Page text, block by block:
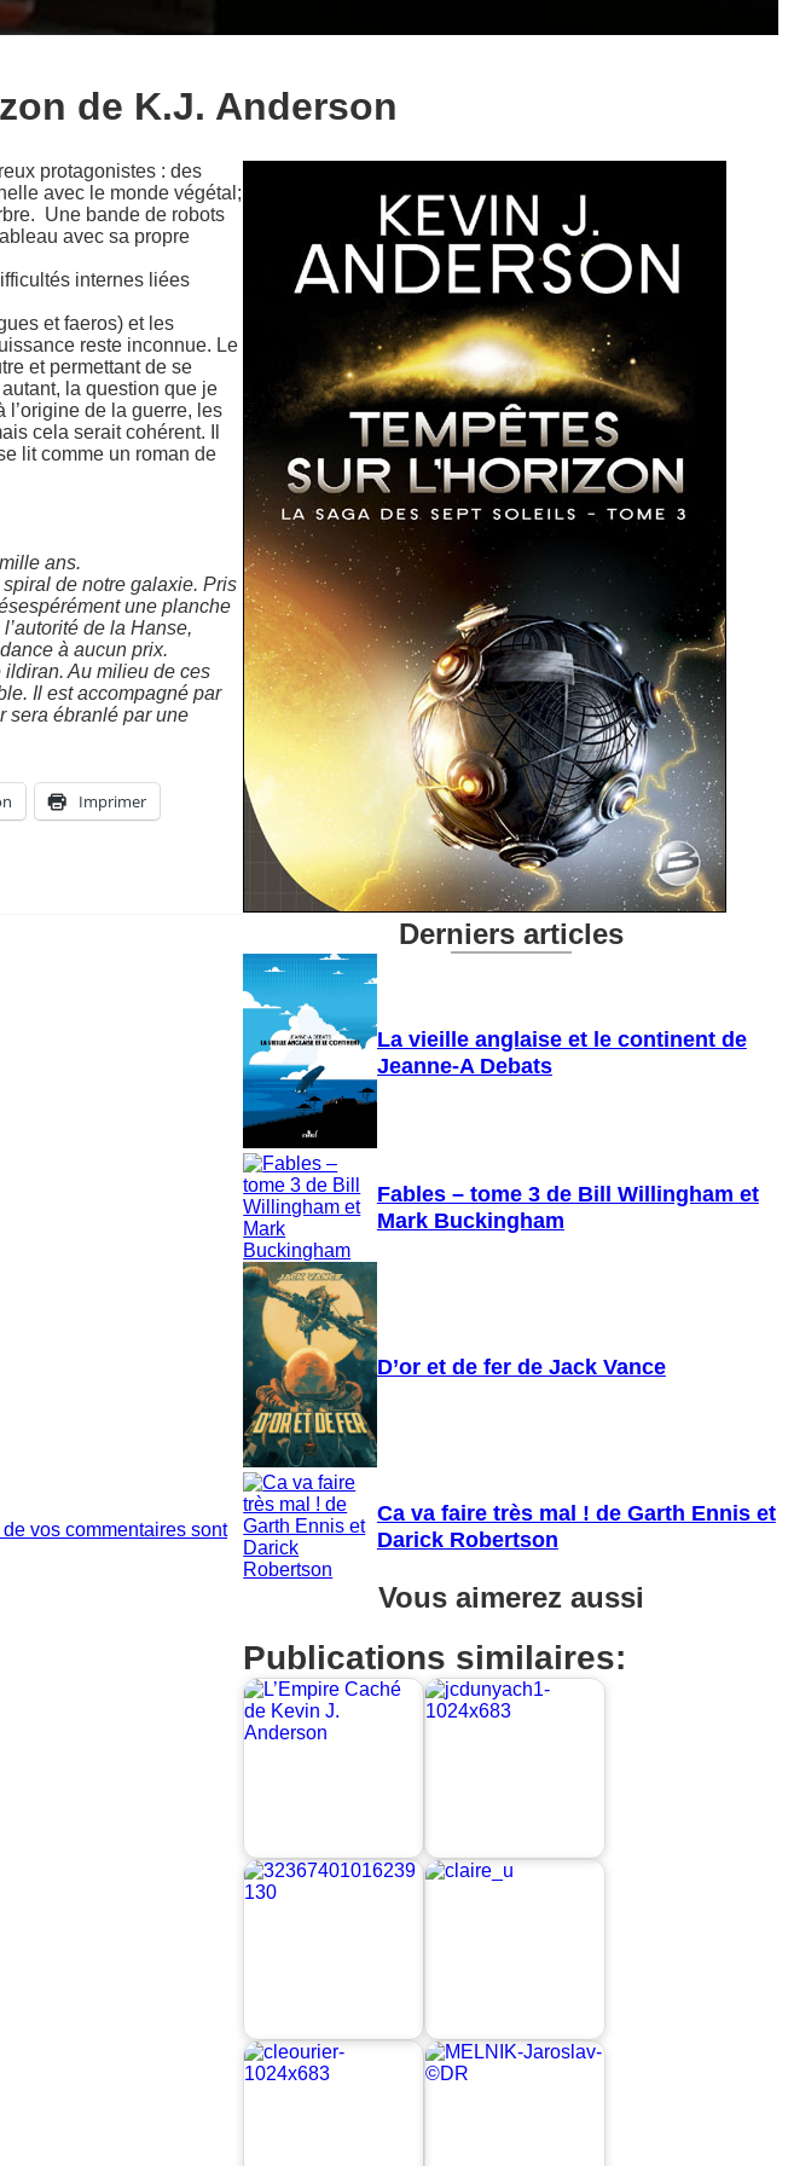
de K.J. Anderson
protagonistes : des
avec le monde végétal;
Une bande de robots
avec sa propre
internes liées
et faeros) et les
reste inconnue. Le
et permettant de se
la question que je
l’origine de la guerre, les
cela serait cohérent. Il
lit comme un roman de
ans.
de notre galaxie. Pris
une planche
de la Hanse,
à aucun prix.
ildiran. Au milieu de ces
Il est accompagné par
sera ébranlé par une
Imprimer
vos commentaires sont
Derniers articles
La vieille anglaise et le continent de
Jeanne-A Debats
Fables – tome 3 de Bill Willingham et
Mark Buckingham
D’or et de fer de Jack Vance
Ca va faire très mal ! de Garth Ennis et
Darick Robertson
Vous aimerez aussi
Publications similaires: